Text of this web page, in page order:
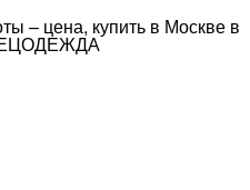
– цена, купить в Москве в